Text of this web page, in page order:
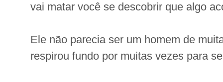
vai matar você se descobrir que algo
Ele não parecia ser um homem de
respirou fundo por muitas vezes para